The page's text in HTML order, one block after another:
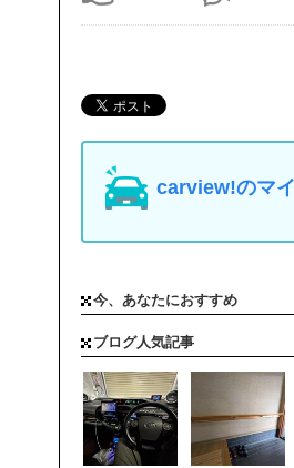
carview!のマ
今、あなたにおすすめ
ブログ人気記事